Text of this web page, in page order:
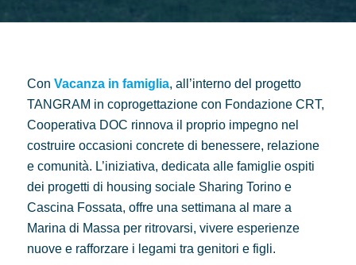
Con Vacanza in famiglia, all’interno del progetto
TANGRAM in coprogettazione con Fondazione CRT,
Cooperativa DOC rinnova il proprio impegno nel
costruire occasioni concrete di benessere, relazione
e comunità. L’iniziativa, dedicata alle famiglie ospiti
dei progetti di housing sociale Sharing Torino e
Cascina Fossata, offre una settimana al mare a
Marina di Massa per ritrovarsi, vivere esperienze
nuove e rafforzare i legami tra genitori e figli.